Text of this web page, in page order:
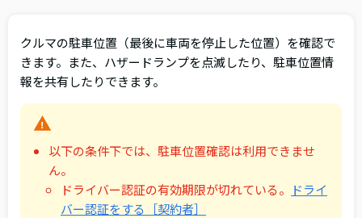
クルマの駐車位置（最後に車両を停止した位置）を確認で
きます。また、ハザードランプを点滅したり、駐車位置情
報を共有したりできます。
以下の条件下では、駐車位置確認は利用できませ
ん。
ドライバー認証の有効期限が切れている。
ドライ
バー認証をする［契約者］